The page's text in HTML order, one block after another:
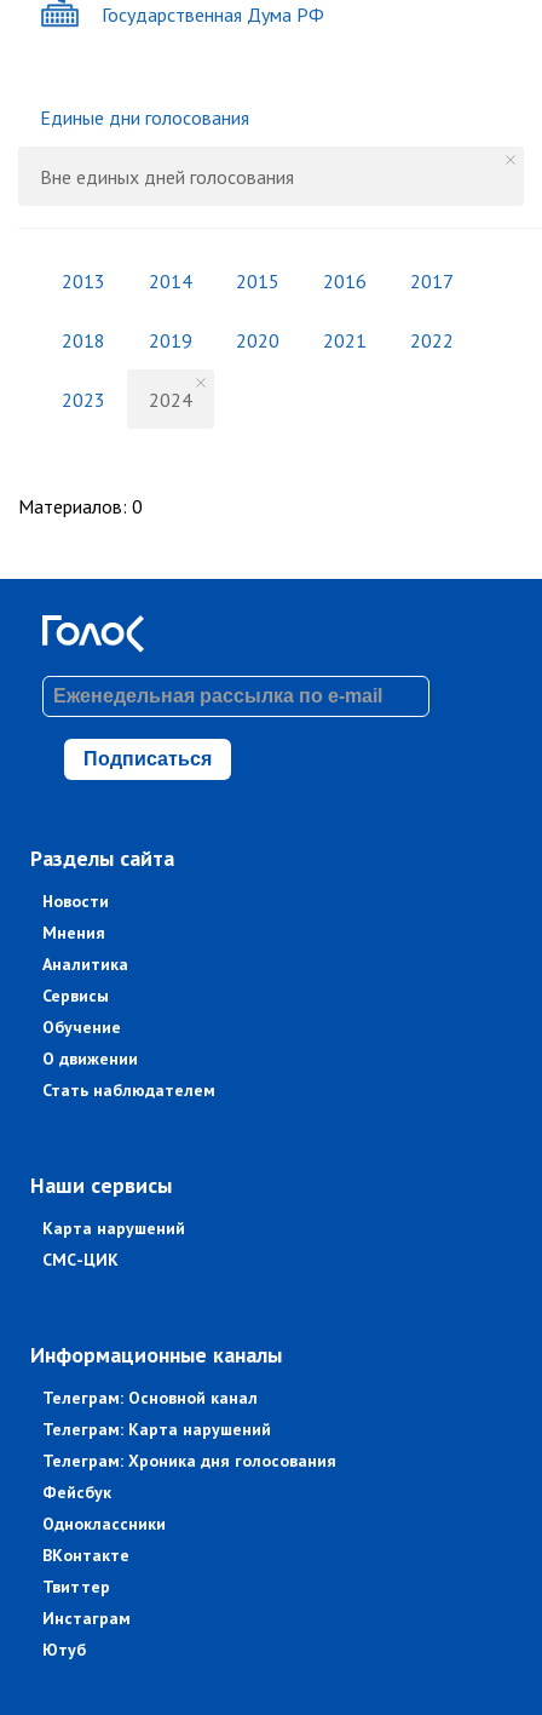
Государственная Дума РФ
Единые дни голосования
Вне единых дней голосования
2013 2014 2015 2016 2017
2018 2019 2020 2021 2022
2023 2024
Материалов: 0
Подписаться
Разделы сайта
Новости
Мнения
Аналитика
Сервисы
Обучение
О движении
Стать наблюдателем
Наши сервисы
Карта нарушений
СМС-ЦИК
Информационные каналы
Телеграм: Основной канал
Телеграм: Карта нарушений
Телеграм: Хроника дня голосования
Фейсбук
Одноклассники
ВКонтакте
Твиттер
Инстаграм
Ютуб